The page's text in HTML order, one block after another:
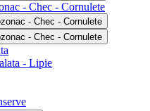
- Chec - Cornulete
- Chec - Cornulete
- Chec - Cornulete
- Lipie